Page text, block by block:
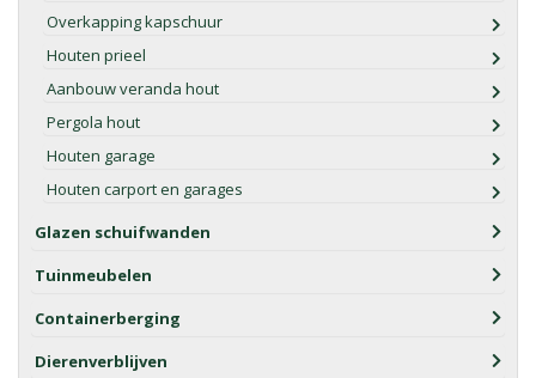
Overkapping kapschuur
Houten prieel
Aanbouw veranda hout
Pergola hout
Houten garage
Houten carport en garages
Glazen schuifwanden
Tuinmeubelen
Containerberging
Dierenverblijven